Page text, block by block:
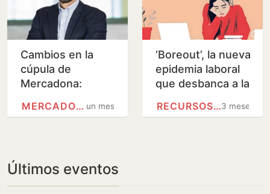
Cambios en la
cúpula de
Mercadona:
Hernández deja
un mes
MERCADONA
‘Boreout’, la nueva
epidemia laboral
que desbanca a la
quemado
3 meses
RECURSOS HUMANOS
Últimos eventos